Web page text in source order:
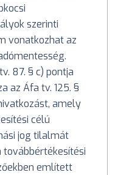
szerinti
vonatkozhat az
87. § c) pontja
az Áfa tv. 125. §
amely
célú
jog tilalmát
továbbértékesítési
említett